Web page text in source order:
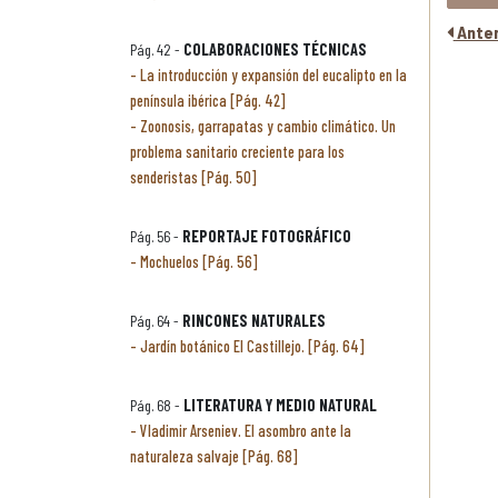
Pág. 42 - COLABORACIONES TÉCNICAS
La introducción y expansión del eucalipto en la
península ibérica [Pág. 42]
Zoonosis, garrapatas y cambio climático. Un
problema sanitario creciente para los
senderistas [Pág. 50]
Pág. 56 - REPORTAJE FOTOGRÁFICO
Mochuelos [Pág. 56]
Pág. 64 - RINCONES NATURALES
Jardín botánico El Castillejo. [Pág. 64]
Pág. 68 - LITERATURA Y MEDIO NATURAL
Vladimir Arseniev. El asombro ante la
naturaleza salvaje [Pág. 68]